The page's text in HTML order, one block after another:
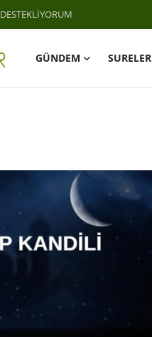
DESTEKLİYORUM
GÜNDEM SURELER